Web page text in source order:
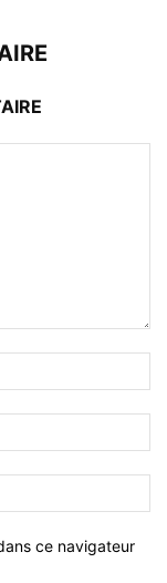
ce navigateur